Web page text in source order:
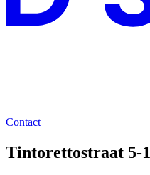
Contact
Tintorettostraat 5-1